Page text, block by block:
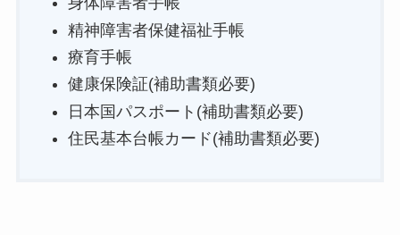
精神障害者保健福祉手帳
療育手帳
健康保険証(補助書類必要)
日本国パスポート(補助書類必要)
住民基本台帳カード(補助書類必要)